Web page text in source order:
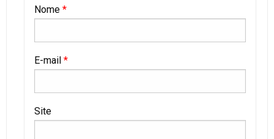
Nome *
E-mail *
Site